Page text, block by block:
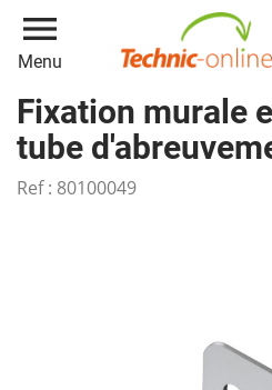
menu
Menu
Fixation murale
tube
Ref : 80100049